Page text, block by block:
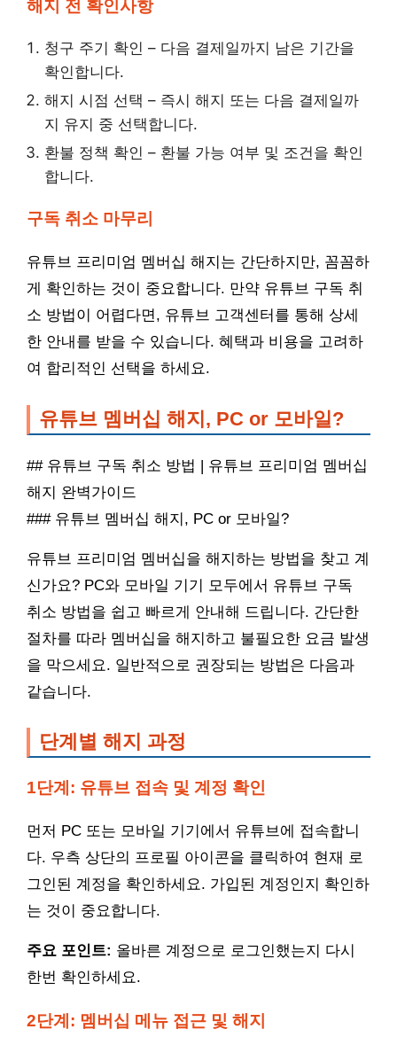
해지 전 확인사항
청구 주기 확인 – 다음 결제일까지 남은 기간을
확인합니다.
해지 시점 선택 – 즉시 해지 또는 다음 결제일까
지 유지 중 선택합니다.
환불 정책 확인 – 환불 가능 여부 및 조건을 확인
합니다.
구독 취소 마무리
유튜브 프리미엄 멤버십 해지는 간단하지만, 꼼꼼하
게 확인하는 것이 중요합니다. 만약 유튜브 구독 취
소 방법이 어렵다면, 유튜브 고객센터를 통해 상세
한 안내를 받을 수 있습니다. 혜택과 비용을 고려하
여 합리적인 선택을 하세요.
유튜브 멤버십 해지, PC or 모바일?
## 유튜브 구독 취소 방법 | 유튜브 프리미엄 멤버십
해지 완벽가이드
### 유튜브 멤버십 해지, PC or 모바일?
유튜브 프리미엄 멤버십을 해지하는 방법을 찾고 계
신가요? PC와 모바일 기기 모두에서 유튜브 구독
취소 방법을 쉽고 빠르게 안내해 드립니다. 간단한
절차를 따라 멤버십을 해지하고 불필요한 요금 발생
을 막으세요. 일반적으로 권장되는 방법은 다음과
같습니다.
단계별 해지 과정
1단계: 유튜브 접속 및 계정 확인
먼저 PC 또는 모바일 기기에서 유튜브에 접속합니
다. 우측 상단의 프로필 아이콘을 클릭하여 현재 로
그인된 계정을 확인하세요. 가입된 계정인지 확인하
는 것이 중요합니다.
주요 포인트: 올바른 계정으로 로그인했는지 다시
한번 확인하세요.
2단계: 멤버십 메뉴 접근 및 해지